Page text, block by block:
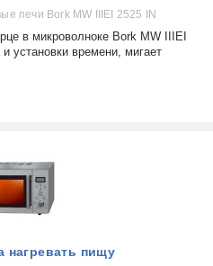
печи Bork MW IIIEI 2525 IN
в микроволноке Bork MW IIIEI
установки времени, мигает
нагревать пищу